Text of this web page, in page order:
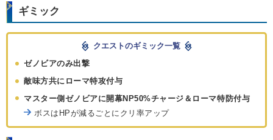
ギミック
クエストのギミック一覧
ゼノビアのみ出撃
敵味方共にローマ特攻付与
マスター側ゼノビアに開幕NP50%チャージ＆ローマ特防付与
ボスはHPが減るごとにクリ率アップ